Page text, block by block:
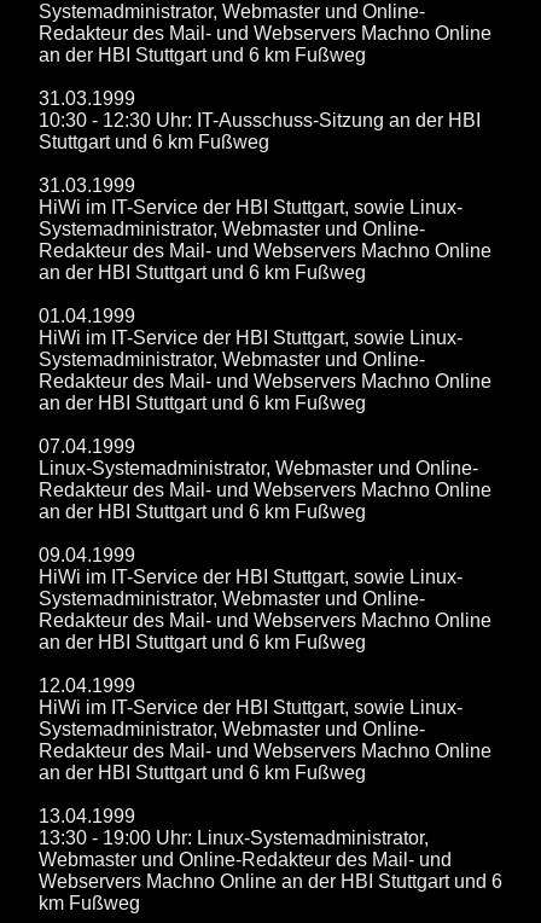
Systemadministrator, Webmaster und Online-
Redakteur des Mail- und Webservers Machno Online
an der HBI Stuttgart und 6 km Fußweg
31.03.1999
10:30 - 12:30 Uhr: IT-Ausschuss-Sitzung an der HBI
Stuttgart und 6 km Fußweg
31.03.1999
HiWi im IT-Service der HBI Stuttgart, sowie Linux-
Systemadministrator, Webmaster und Online-
Redakteur des Mail- und Webservers Machno Online
an der HBI Stuttgart und 6 km Fußweg
01.04.1999
HiWi im IT-Service der HBI Stuttgart, sowie Linux-
Systemadministrator, Webmaster und Online-
Redakteur des Mail- und Webservers Machno Online
an der HBI Stuttgart und 6 km Fußweg
07.04.1999
Linux-Systemadministrator, Webmaster und Online-
Redakteur des Mail- und Webservers Machno Online
an der HBI Stuttgart und 6 km Fußweg
09.04.1999
HiWi im IT-Service der HBI Stuttgart, sowie Linux-
Systemadministrator, Webmaster und Online-
Redakteur des Mail- und Webservers Machno Online
an der HBI Stuttgart und 6 km Fußweg
12.04.1999
HiWi im IT-Service der HBI Stuttgart, sowie Linux-
Systemadministrator, Webmaster und Online-
Redakteur des Mail- und Webservers Machno Online
an der HBI Stuttgart und 6 km Fußweg
13.04.1999
13:30 - 19:00 Uhr: Linux-Systemadministrator,
Webmaster und Online-Redakteur des Mail- und
Webservers Machno Online an der HBI Stuttgart und 6
km Fußweg